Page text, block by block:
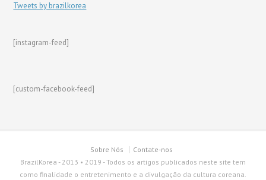
Tweets by brazilkorea
[instagram-feed]
[custom-facebook-feed]
Sobre Nós
Contate-nos
BrazilKorea - 2013 • 2019 - Todos os artigos publicados neste site tem
como finalidade o entretenimento e a divulgação da cultura coreana.